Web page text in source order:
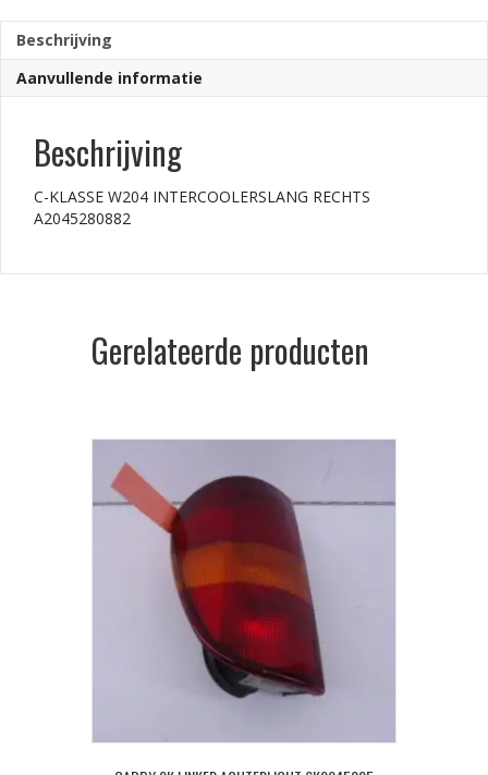
Beschrijving
Aanvullende informatie
Beschrijving
C-KLASSE W204 INTERCOOLERSLANG RECHTS
A2045280882
Gerelateerde producten